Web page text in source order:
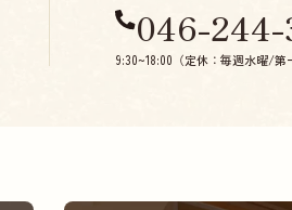
046-
9:30~18:00（定休：毎週水曜/第